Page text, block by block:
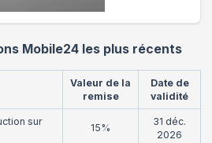
Mobile24 les plus récents
Valeur de la
remise
Date de
validité
sur
15%
31 déc.
2026